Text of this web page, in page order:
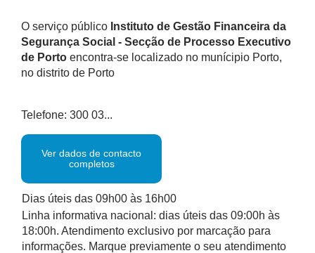
O serviço público Instituto de Gestão Financeira da
Segurança Social - Secção de Processo Executivo
de Porto encontra-se localizado no munícipio Porto,
no distrito de Porto
Telefone: 300 03...
Ver dados de contacto
completos
Dias úteis das 09h00 às 16h00
Linha informativa nacional: dias úteis das 09:00h às
18:00h. Atendimento exclusivo por marcação para
informações. Marque previamente o seu atendimento